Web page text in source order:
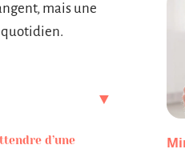
mais une
quotidien.
d’une